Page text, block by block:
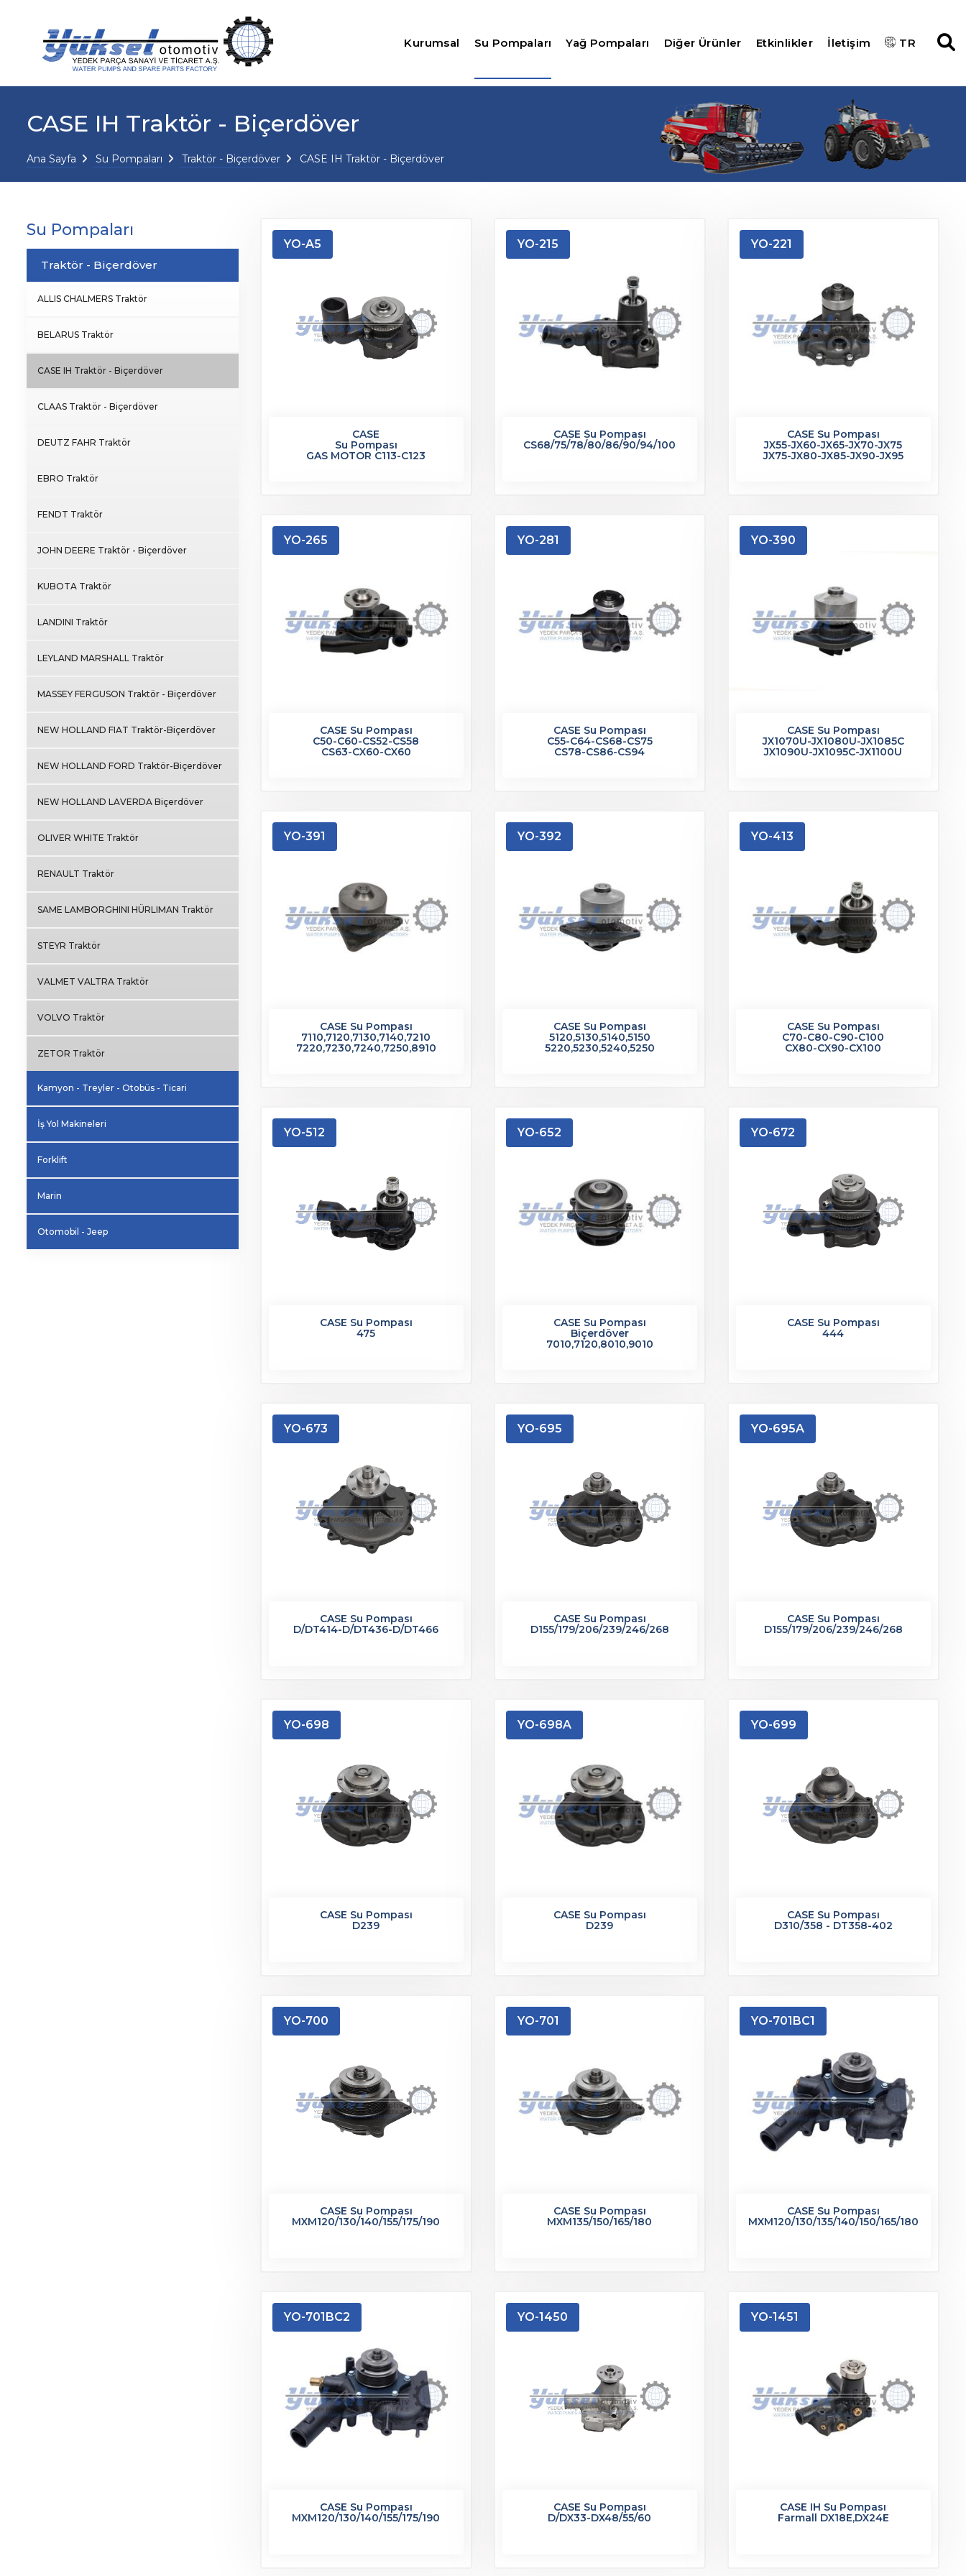
Kurumsal Su Pompaları Yağ Pompaları Diğer Ürünler Etkinlikler İletişim TR
CASE IH Traktör - Biçerdöver
Ana Sayfa Su Pompaları Traktör - Biçerdöver CASE IH Traktör - Biçerdöver
Su Pompaları
Traktör - Biçerdöver
ALLIS CHALMERS Traktör
BELARUS Traktör
CASE IH Traktör - Biçerdöver
CLAAS Traktör - Biçerdöver
DEUTZ FAHR Traktör
EBRO Traktör
FENDT Traktör
JOHN DEERE Traktör - Biçerdöver
KUBOTA Traktör
LANDINI Traktör
LEYLAND MARSHALL Traktör
MASSEY FERGUSON Traktör - Biçerdöver
NEW HOLLAND FIAT Traktör-Biçerdöver
NEW HOLLAND FORD Traktör-Biçerdöver
NEW HOLLAND LAVERDA Biçerdöver
OLIVER WHITE Traktör
RENAULT Traktör
SAME LAMBORGHINI HÜRLIMAN Traktör
STEYR Traktör
VALMET VALTRA Traktör
VOLVO Traktör
ZETOR Traktör
Kamyon - Treyler - Otobüs - Ticari
İş Yol Makineleri
Forklift
Marin
Otomobil - Jeep
CASE
Su Pompası
GAS MOTOR C113-C123
YO-A5
CASE Su Pompası
CS68/75/78/80/86/90/94/100
YO-215
CASE Su Pompası
JX55-JX60-JX65-JX70-JX75
JX75-JX80-JX85-JX90-JX95
YO-221
CASE Su Pompası
C50-C60-CS52-CS58
CS63-CX60-CX60
YO-265
CASE Su Pompası
C55-C64-CS68-CS75
CS78-CS86-CS94
YO-281
CASE Su Pompası
JX1070U-JX1080U-JX1085C
JX1090U-JX1095C-JX1100U
YO-390
CASE Su Pompası
7110,7120,7130,7140,7210
7220,7230,7240,7250,8910
YO-391
CASE Su Pompası
5120,5130,5140,5150
5220,5230,5240,5250
YO-392
CASE Su Pompası
C70-C80-C90-C100
CX80-CX90-CX100
YO-413
CASE Su Pompası
475
YO-512
CASE Su Pompası
Biçerdöver
7010,7120,8010,9010
YO-652
CASE Su Pompası
444
YO-672
CASE Su Pompası
D/DT414-D/DT436-D/DT466
YO-673
CASE Su Pompası
D155/179/206/239/246/268
YO-695
CASE Su Pompası
D155/179/206/239/246/268
YO-695A
CASE Su Pompası
D239
YO-698
CASE Su Pompası
D239
YO-698A
CASE Su Pompası
D310/358 - DT358-402
YO-699
CASE Su Pompası
MXM120/130/140/155/175/190
YO-700
CASE Su Pompası
MXM135/150/165/180
YO-701
CASE Su Pompası
MXM120/130/135/140/150/165/180
YO-701BC1
CASE Su Pompası
MXM120/130/140/155/175/190
YO-701BC2
CASE Su Pompası
D/DX33-DX48/55/60
YO-1450
CASE IH Su Pompası
Farmall DX18E,DX24E
YO-1451